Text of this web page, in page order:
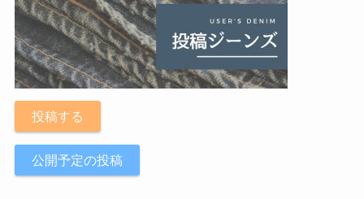
投稿する
公開予定の投稿